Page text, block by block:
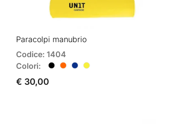
Paracolpi manubrio
Codice: 1404
Colori:
€ 30,00